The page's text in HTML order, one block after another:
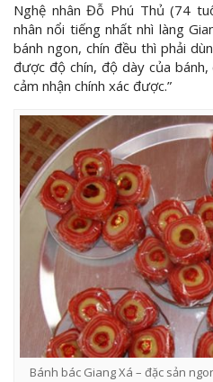
Nghệ nhân Đỗ Phú Thủ (74
nhân nổi tiếng nhất nhì làng
bánh ngon, chín đều thì phải
được độ chín, độ dày của
cảm nhận chính xác được.”
Bánh bác Giang Xá – đặc sản